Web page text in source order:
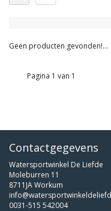
Geen producten gevonden!...
Pagina 1 van 1
Contactgegevens
Watersportwinkel De Liefde
Moleburren 11
8711JA Workum
0031-515 542004